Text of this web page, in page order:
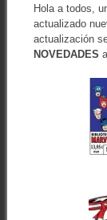
Hola a todos,
actualizado
actualización
NOVEDADES